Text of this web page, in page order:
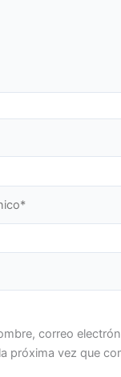
correo
próxima vez que